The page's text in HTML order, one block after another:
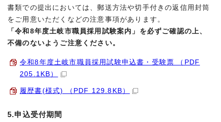
書類での提出においては、郵送方法や切手付きの返信用封筒
をご用意いただくなどの注意事項があります。
「令和8年度土岐市職員採用試験案内」を必ずご確認の上、
不備のないようご注意ください。
令和8年度土岐市職員採用試験申込書・受験票 （PDF
205.1KB）
履歴書(様式) （PDF 129.8KB）
5.申込受付期間